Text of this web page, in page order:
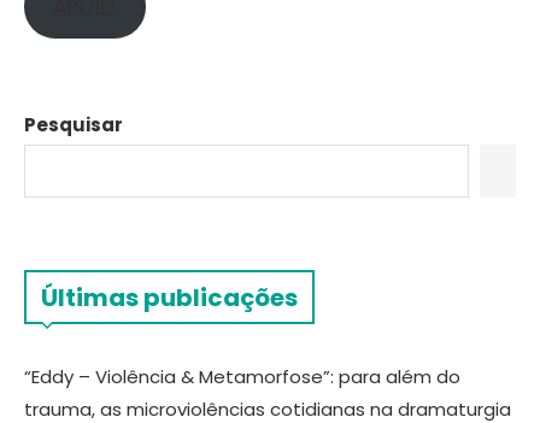
Pesquisar
Últimas publicações
“Eddy – Violência & Metamorfose”: para além do
trauma, as microviolências cotidianas na dramaturgia